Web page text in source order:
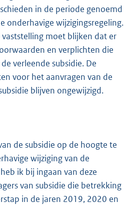
in de periode genoemd
onderhavige wijzigingsregeling.
moet blijken dat er
en verplichten die
verleende subsidie. De
voor het aanvragen van de
blijven ongewijzigd.
de subsidie op de hoogte te
wijziging van de
ik bij ingaan van deze
van subsidie die betrekking
in de jaren 2019, 2020 en